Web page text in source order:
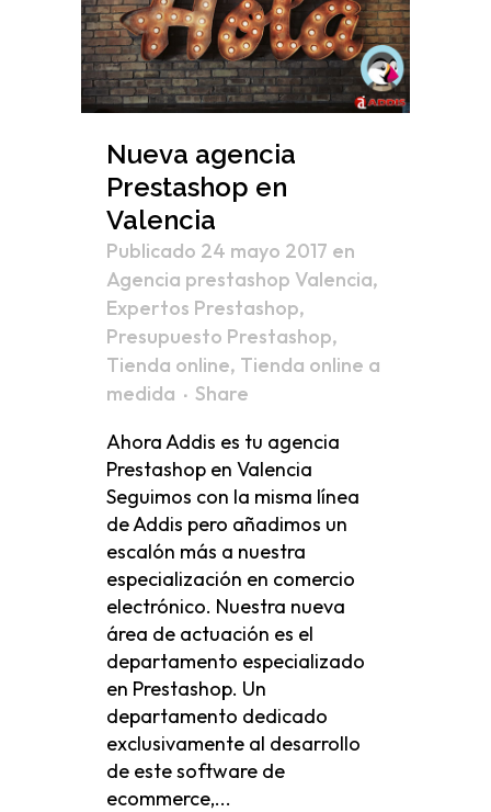
Nueva agencia
Prestashop en
Valencia
Publicado 24 mayo 2017 en
Agencia prestashop Valencia,
Expertos Prestashop,
Presupuesto Prestashop,
Tienda online, Tienda online a
medida
Share
Ahora Addis es tu agencia
Prestashop en Valencia
Seguimos con la misma línea
de Addis pero añadimos un
escalón más a nuestra
especialización en comercio
electrónico. Nuestra nueva
área de actuación es el
departamento especializado
en Prestashop. Un
departamento dedicado
exclusivamente al desarrollo
de este software de
ecommerce,...